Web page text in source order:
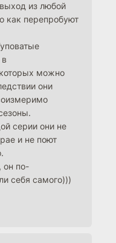
из любой
как перепробуют
можно
они
серии они не
и не поют
он по-
себя самого)))